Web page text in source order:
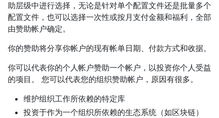
助层级中进行选择，无论是针对单个配置文件还是批量多个
配置文件，也可以选择一次性或按月支付金额和福利，全部
由赞助帐户确定。
你的赞助将分享你帐户的现有帐单日期、付款方式和收据。
你可以代表你的个人帐户赞助一个帐户，以投资你个人受益
的项目。 您可以代表您的组织赞助帐户，原因有很多。
维护组织工作所依赖的特定库
投资于作为一个组织所依赖的生态系统（如区块链）